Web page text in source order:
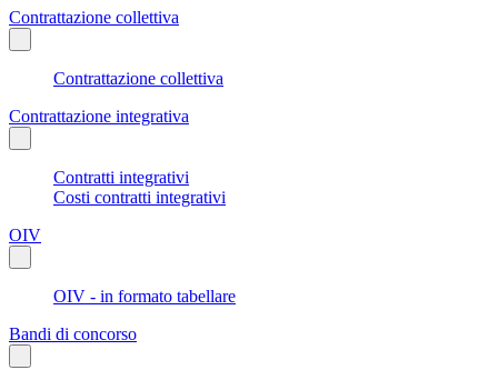
Contrattazione collettiva
Contrattazione collettiva
Contrattazione integrativa
Contratti integrativi
Costi contratti integrativi
OIV
OIV - in formato tabellare
Bandi di concorso